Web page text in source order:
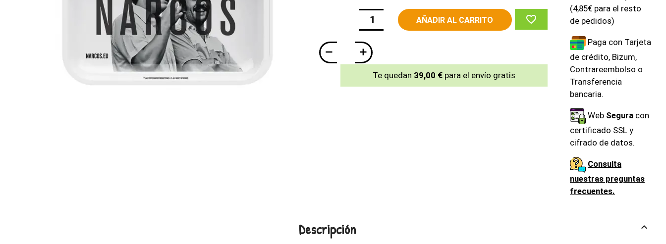
AÑADIR AL CARRITO favorite_border
Te quedan 39,00 €para el envío gratis
(4,85€ para el resto
de pedidos)
Paga con Tarjeta
de crédito, Bizum,
Contrareembolso o
Transferencia
bancaria.
Web Seguracon
certificado SSL y
cifrado de datos.
Consulta
nuestras preguntas
frecuentes.
Descripción keyboard_arrow_up